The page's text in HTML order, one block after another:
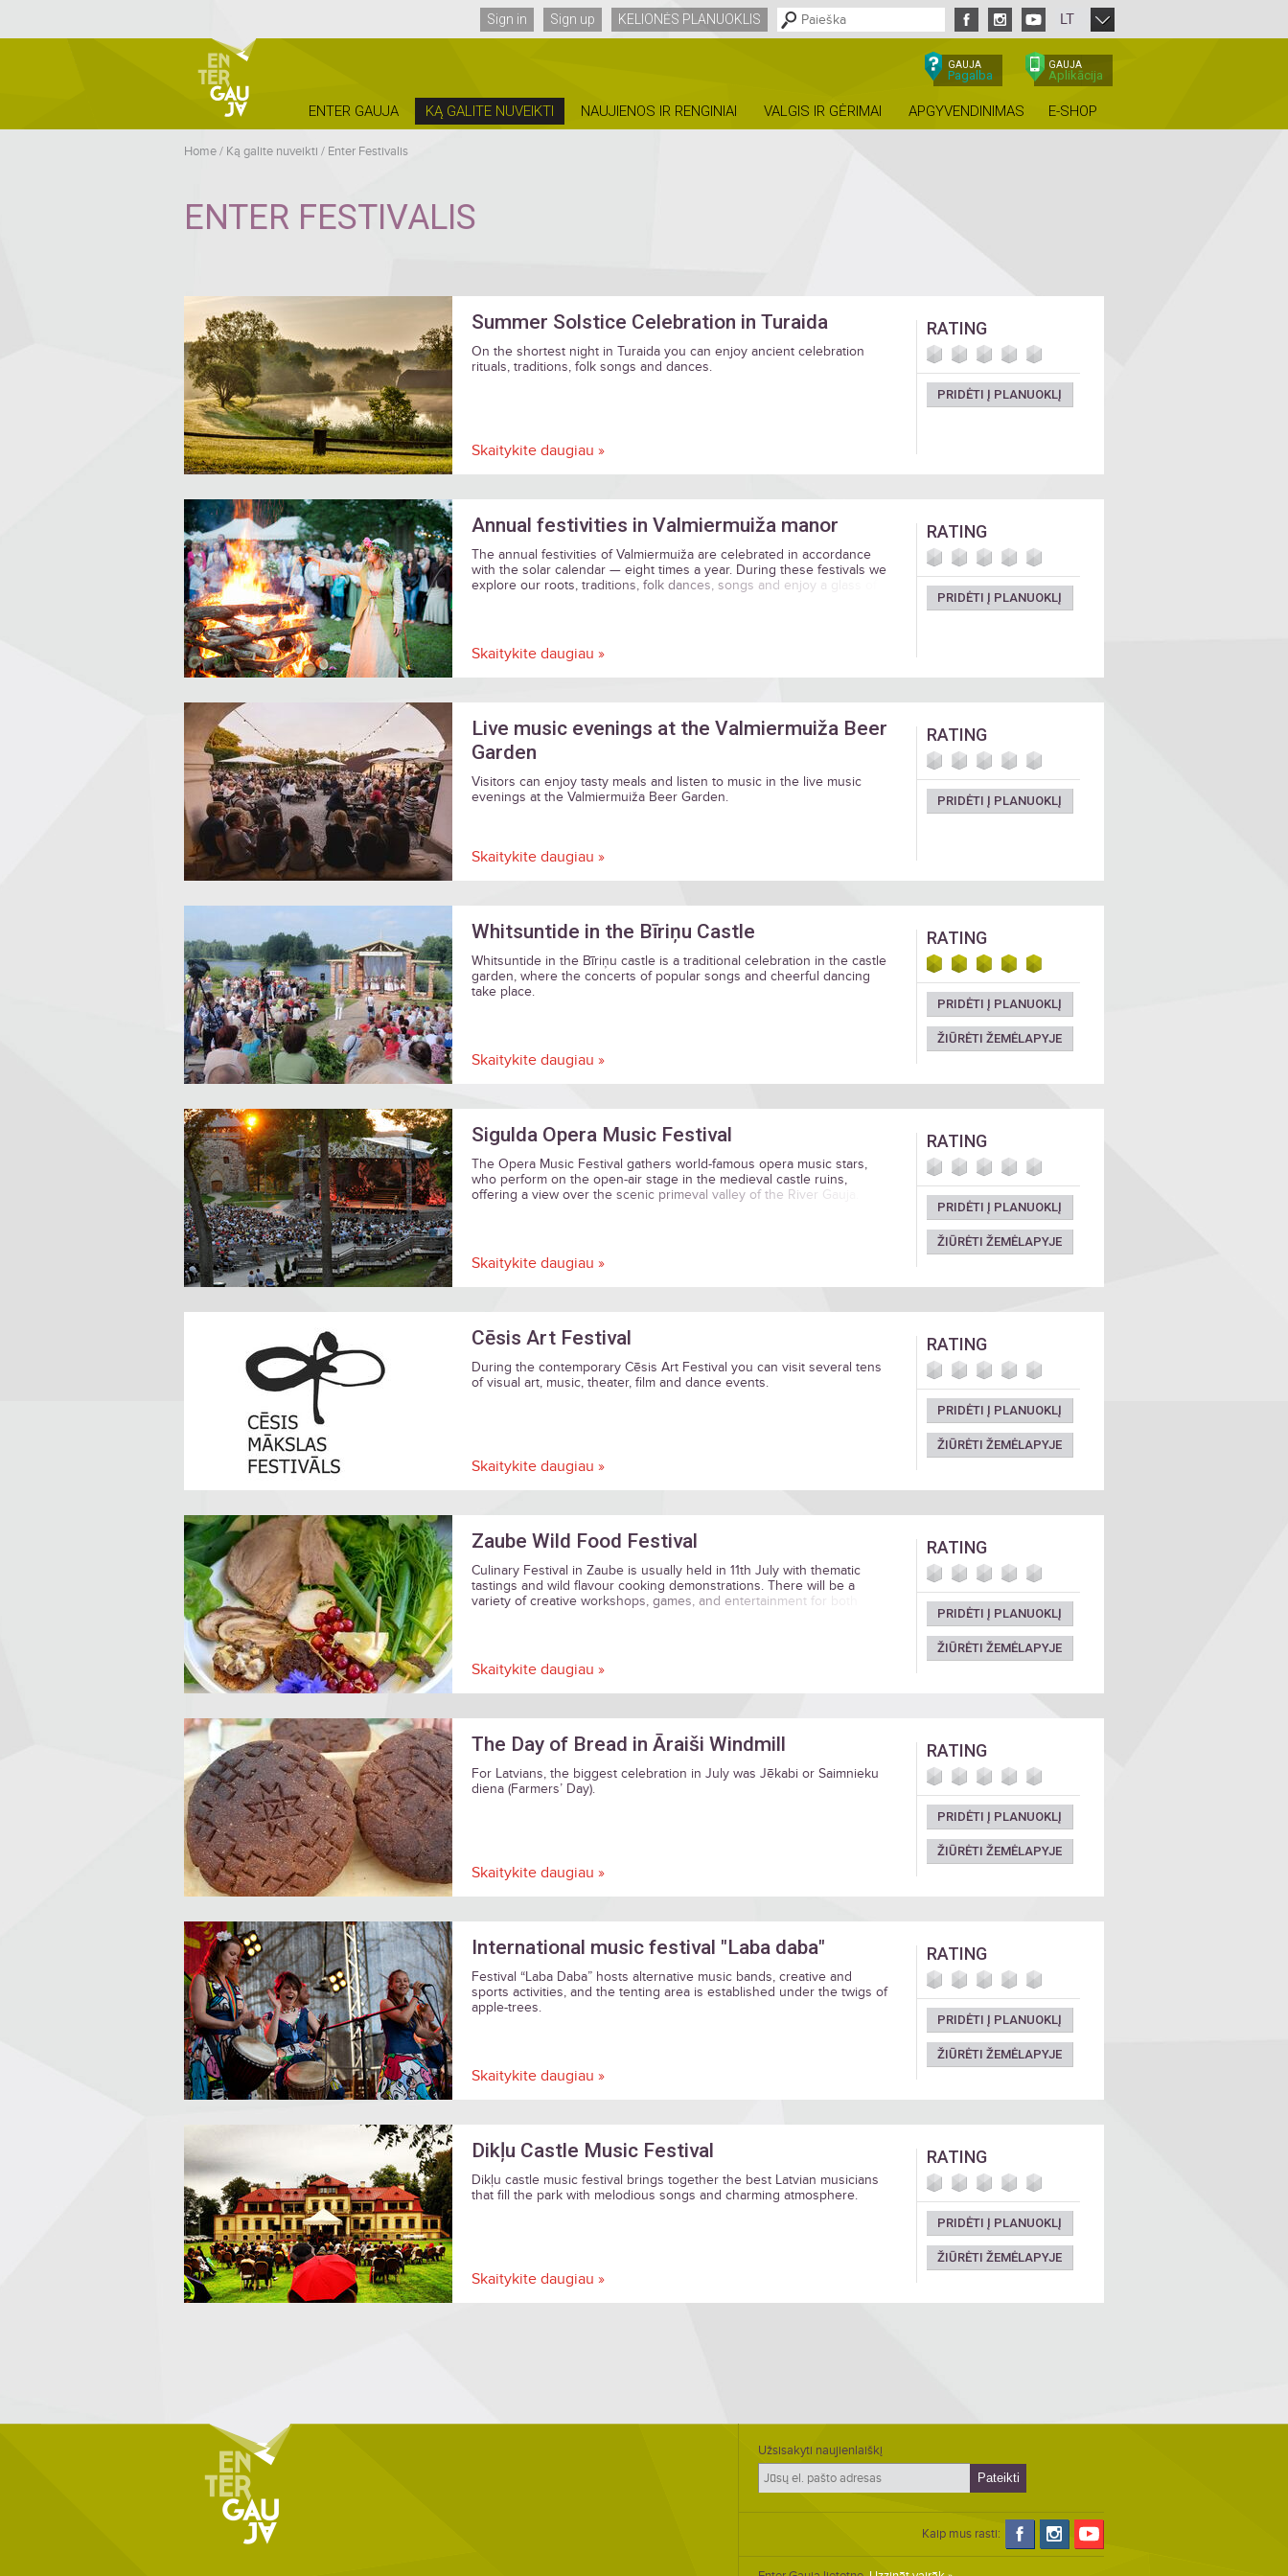
Sign in Sign up KELIONĖS PLANUOKLIS LT
GAUJA
Pagalba
GAUJA
Aplikācija
ENTER GAUJA KĄ GALITE NUVEIKTI NAUJIENOS IR RENGINIAI VALGIS IR GĖRIMAI APGYVENDINIMAS E-SHOP
Home/ Ką galite nuveikti / Enter Festivalis
ENTER FESTIVALIS
Summer Solstice Celebration in Turaida
On the shortest night in Turaida you can enjoy ancient celebration
rituals, traditions, folk songs and dances.
Skaitykite daugiau »
RATING
PRIDĖTI Į PLANUOKLĮ
Annual festivities in Valmiermuiža manor
The annual festivities of Valmiermuiža are celebrated in accordance
with the solar calendar — eight times a year. During these festivals we
explore our roots, traditions, folk dances, songs and enjoy a glass of
Skaitykite daugiau »
RATING
PRIDĖTI Į PLANUOKLĮ
Live music evenings at the Valmiermuiža Beer
Garden
Visitors can enjoy tasty meals and listen to music in the live music
evenings at the Valmiermuiža Beer Garden.
Skaitykite daugiau »
RATING
PRIDĖTI Į PLANUOKLĮ
Whitsuntide in the Bīriņu Castle
Whitsuntide in the Bīriņu castle is a traditional celebration in the castle
garden, where the concerts of popular songs and cheerful dancing
take place.
Skaitykite daugiau »
RATING
PRIDĖTI Į PLANUOKLĮ
ŽIŪRĖTI ŽEMĖLAPYJE
Sigulda Opera Music Festival
The Opera Music Festival gathers world-famous opera music stars,
who perform on the open-air stage in the medieval castle ruins,
offering a view over the scenic primeval valley of the River Gauja.
Skaitykite daugiau »
RATING
PRIDĖTI Į PLANUOKLĮ
ŽIŪRĖTI ŽEMĖLAPYJE
Cēsis Art Festival
During the contemporary Cēsis Art Festival you can visit several tens
of visual art, music, theater, film and dance events.
Skaitykite daugiau »
RATING
PRIDĖTI Į PLANUOKLĮ
ŽIŪRĖTI ŽEMĖLAPYJE
Zaube Wild Food Festival
Culinary Festival in Zaube is usually held in 11th July with thematic
tastings and wild flavour cooking demonstrations. There will be a
variety of creative workshops, games, and entertainment for both
Skaitykite daugiau »
RATING
PRIDĖTI Į PLANUOKLĮ
ŽIŪRĖTI ŽEMĖLAPYJE
The Day of Bread in Āraiši Windmill
For Latvians, the biggest celebration in July was Jēkabi or Saimnieku
diena (Farmers’ Day).
Skaitykite daugiau »
RATING
PRIDĖTI Į PLANUOKLĮ
ŽIŪRĖTI ŽEMĖLAPYJE
International music festival "Laba daba"
Festival “Laba Daba” hosts alternative music bands, creative and
sports activities, and the tenting area is established under the twigs of
apple-trees.
Skaitykite daugiau »
RATING
PRIDĖTI Į PLANUOKLĮ
ŽIŪRĖTI ŽEMĖLAPYJE
Dikļu Castle Music Festival
Dikļu castle music festival brings together the best Latvian musicians
that fill the park with melodious songs and charming atmosphere.
Skaitykite daugiau »
RATING
PRIDĖTI Į PLANUOKLĮ
ŽIŪRĖTI ŽEMĖLAPYJE
Užsisakyti naujienlaiškį
Kaip mus rasti: